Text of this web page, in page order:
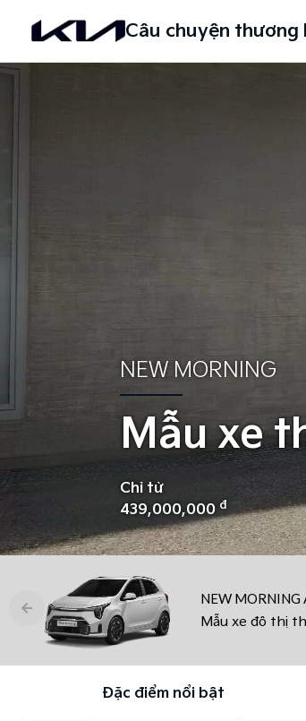
Câu chuyện thương
NEW MORNING
Mẫu xe
Chỉ từ
439,000,000 đ
NEW MORNING
Mẫu xe đô thị
Đặc điểm nổi bật